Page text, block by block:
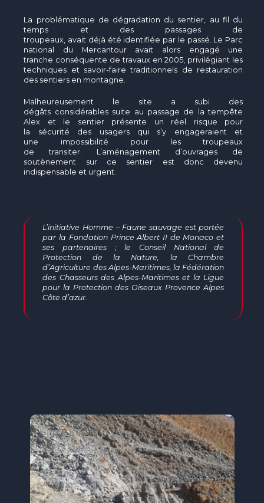
La problématique de dégradation du sentier, au fil du
temps et des passages de
troupeaux, avait déjà été identifiée par le passé. Le Parc
national du Mercantour avait alors engagé une
tranche conséquente de travaux en 2005, privilégiant les
techniques et savoir-faire traditionnels de restauration
des sentiers en montagne.
Malheureusement le site a subi des
dégâts considérables suite au passage de la tempête
Alex et le sentier présente un réel risque pour
la sécurité des usagers qui s’y engageraient et
une impossibilité pour les troupeaux
de transiter. L’aménagement d’ouvrages de
soutènement sur ce sentier est donc devenu
indispensable et urgent.
L’initiative Homme – Faune sauvage est portée
par la Fondation Prince Albert II de Monaco et
ses partenaires ; le Conseil National de
Protection de la Nature, la Chambre
d’Agriculture des Alpes-Maritimes, la Fédération
des Chasseurs des Alpes-Maritimes et la Ligue
pour la Protection des Oiseaux Provence Alpes
Côte d’azur.